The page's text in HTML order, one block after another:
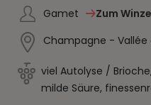
Gamet
Zum
Champagne - Vallée
viel Autolyse /
milde Säure,